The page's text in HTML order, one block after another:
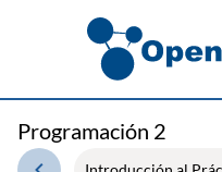
Programación 2